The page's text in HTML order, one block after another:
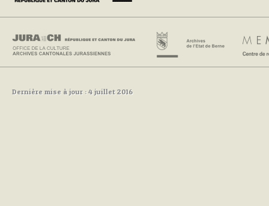
Dernière mise à jour : 4 juillet 2016